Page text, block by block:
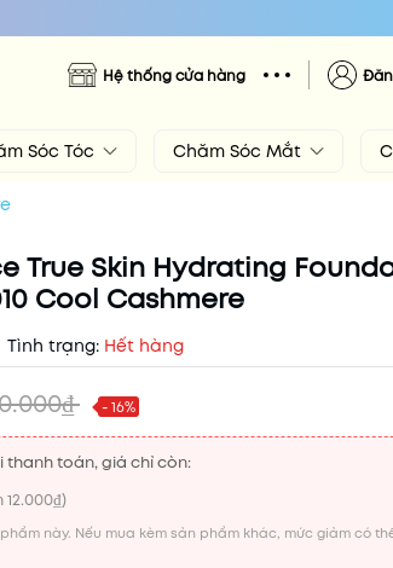
Hệ thống cửa hàng
Sóc Tóc Chăm Sóc Mắt
True Skin Hydrating
Cool Cashmere
Tình trạng: Hết hàng
- 16%
thanh toán, giá chỉ còn:
12.000₫)
này. Nếu mua kèm sản phẩm khác, mức giảm có